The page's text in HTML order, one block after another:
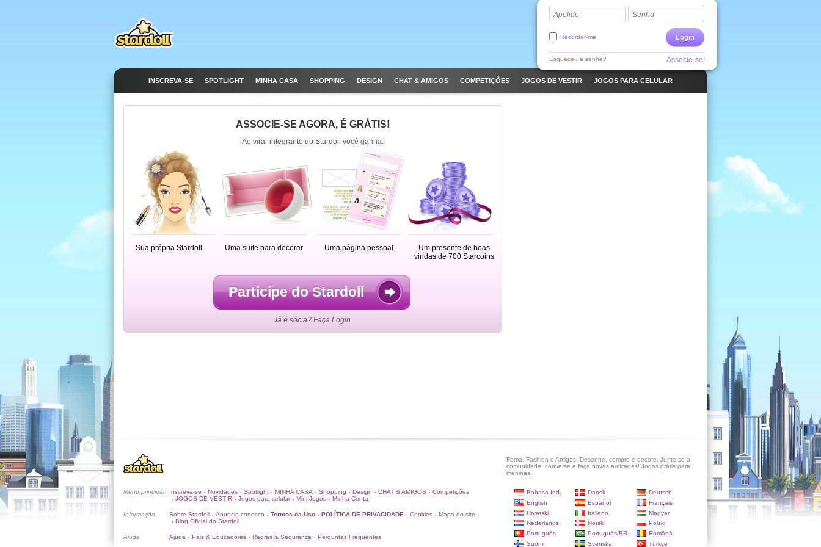
Apelido Senha
Login
Recordar-me
Esqueceu a senha? Associe-se!
INSCREVA-SE SPOTLIGHT MINHA CASA SHOPPING DESIGN CHAT & AMIGOS COMPETIÇÕES JOGOS DE VESTIR JOGOS PARA CELULAR
ASSOCIE-SE AGORA, É GRÁTIS!
Ao virar integrante do Stardoll você ganha:
Sua própria Stardoll Uma suíte para decorar Uma página pessoal
Um presente de boas
vindas de 700 Starcoins
Participe do Stardoll
Já é sócia? Faça Login.
Fama, Fashion e Amigas, Desenhe, compre e decore. Junte-se a
comunidade, converse e faça novas amizades! Jogos grátis para
meninas!
Menu principal Inscreva-se • Novidades • Spotlight • MINHA CASA • Shopping • Design • CHAT & AMIGOS • Competições
• JOGOS DE VESTIR • Jogos para celular • Mini-Jogos • Minha Conta
Informação Sobre Stardoll • Anuncie conosco • Termos da Uso • POLÍTICA DE PRIVACIDADE • Cookies • Mapa do site
• Blog Oficial do Stardoll
Ajuda Ajuda • Pais & Educadores • Regras & Segurança • Perguntas Frequentes
Bahasa Ind. Dansk
Deutsch
English
Español
Français
Hrvatski
Italiano
Magyar
Nederlands
Norsk
Polski
Português
Português/BR
Română
Suomi
Svenska Türkçe